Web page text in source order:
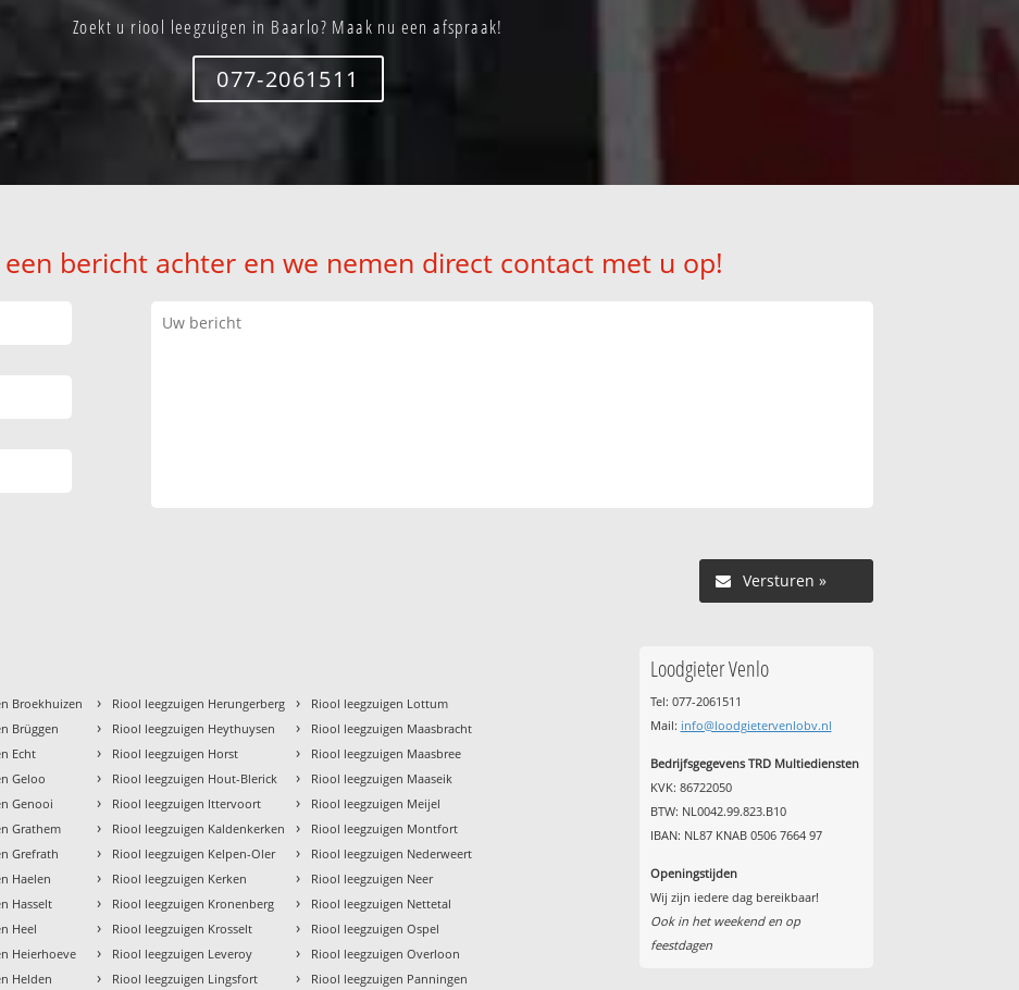
Zoekt u riool leegzuigen in Baarlo? Maak nu een afspraak!
077-2061511
bericht achter en we nemen direct contact met u op!
Versturen »
Broekhuizen
Brüggen
Echt
Geloo
Genooi
Grathem
Grefrath
Haelen
Hasselt
Heel
Heierhoeve
Helden
› Riool leegzuigen Herungerberg
› Riool leegzuigen Heythuysen
› Riool leegzuigen Horst
› Riool leegzuigen Hout-Blerick
› Riool leegzuigen Ittervoort
› Riool leegzuigen Kaldenkerken
› Riool leegzuigen Kelpen-Oler
› Riool leegzuigen Kerken
› Riool leegzuigen Kronenberg
› Riool leegzuigen Krosselt
› Riool leegzuigen Leveroy
› Riool leegzuigen Lingsfort
› Riool leegzuigen Lottum
› Riool leegzuigen Maasbracht
› Riool leegzuigen Maasbree
› Riool leegzuigen Maaseik
› Riool leegzuigen Meijel
› Riool leegzuigen Montfort
› Riool leegzuigen Nederweert
› Riool leegzuigen Neer
› Riool leegzuigen Nettetal
› Riool leegzuigen Ospel
› Riool leegzuigen Overloon
› Riool leegzuigen Panningen
Loodgieter Venlo
Tel: 077-2061511
Mail: info@loodgietervenlobv.nl
Bedrijfsgegevens TRD Multiediensten
KVK: 86722050
BTW: NL0042.99.823.B10
IBAN: NL87 KNAB 0506 7664 97
Openingstijden
Wij zijn iedere dag bereikbaar!
Ook in het weekend en op
feestdagen